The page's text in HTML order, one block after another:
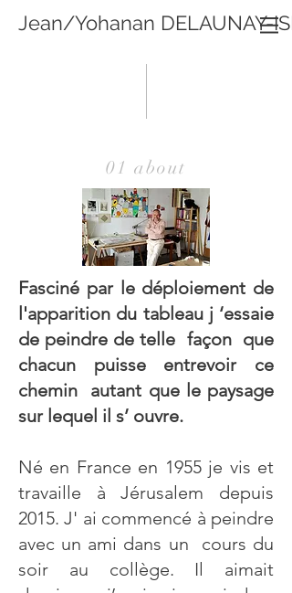
Jean/Yohanan DELAUNAY-
01 about
Fasciné par le déploiement de
l'apparition du tableau j ‘essaie
de peindre de telle façon que
chacun puisse entrevoir ce
chemin autant que le paysage
sur lequel il s’ ouvre.
Né en France en 1955 je vis et
travaille à Jérusalem depuis
2015. J' ai commencé à peindre
avec un ami dans un cours du
soir au collège. Il aimait